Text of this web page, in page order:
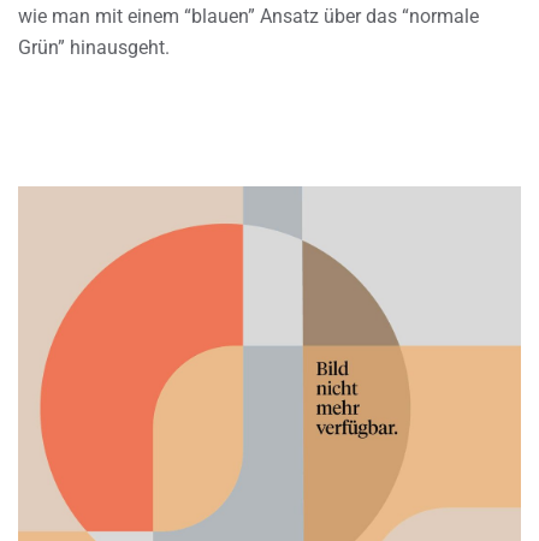
wie man mit einem “blauen” Ansatz über das “normale
Grün” hinausgeht.